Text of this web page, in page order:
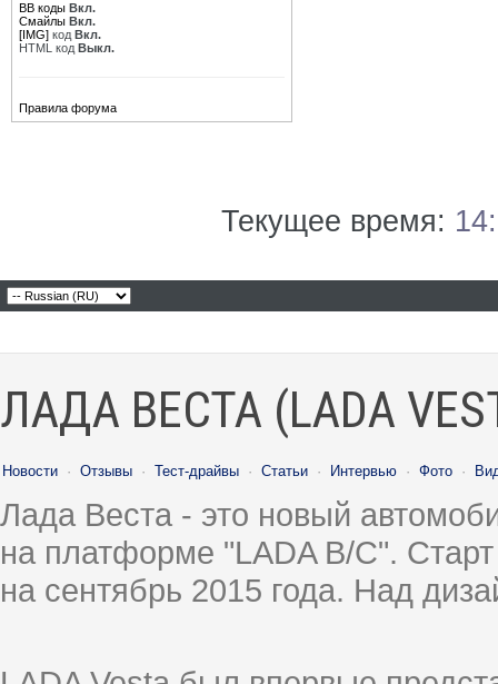
BB коды Вкл.
Смайлы Вкл.
[IMG] код Вкл.
HTML код Выкл.
Правила форума
Текущее время:
ЛАДА ВЕСТА (LADA
Новости · Отзывы · Тест-драйвы · Статьи · Интервью · Фото ·
Лада Веста - это новый
на платформе "LADA B/C".
на сентябрь 2015 года. Над